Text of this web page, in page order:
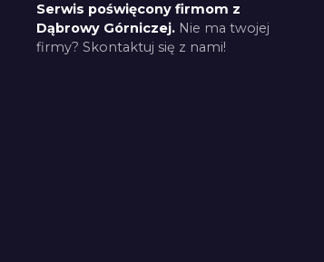
Serwis poświęcony firmom z
Dąbrowy Górniczej. Nie ma twojej
firmy? Skontaktuj się z nami!